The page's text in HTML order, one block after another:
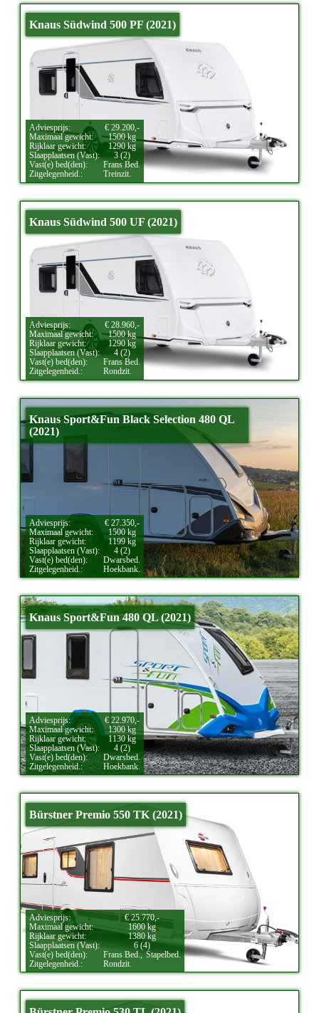
Knaus Südwind 500 PF (2021)
Adviesprijs:
€ 29.200,-
Maximaal gewicht:
1500 kg
Rijklaar gewicht:
1290 kg
Slaapplaatsen (Vast):
3 (2)
Vast(e) bed(den):
Frans Bed.
Zitgelegenheid.:
Treinzit.
Knaus Südwind 500 UF (2021)
Adviesprijs:
€ 28.960,-
Maximaal gewicht:
1500 kg
Rijklaar gewicht:
1290 kg
Slaapplaatsen (Vast):
4 (2)
Vast(e) bed(den):
Frans Bed.
Zitgelegenheid.:
Rondzit.
Knaus Sport&Fun Black Selection 480 QL
(2021)
Adviesprijs:
€ 27.350,-
Maximaal gewicht:
1500 kg
Rijklaar gewicht:
1199 kg
Slaapplaatsen (Vast):
4 (2)
Vast(e) bed(den):
Dwarsbed.
Zitgelegenheid.:
Hoekbank.
Knaus Sport&Fun 480 QL (2021)
Adviesprijs:
€ 22.970,-
Maximaal gewicht:
1300 kg
Rijklaar gewicht:
1130 kg
Slaapplaatsen (Vast):
4 (2)
Vast(e) bed(den):
Dwarsbed.
Zitgelegenheid.:
Hoekbank.
Bürstner Premio 550 TK (2021)
Adviesprijs:
€ 25.770,-
Maximaal gewicht:
1600 kg
Rijklaar gewicht:
1380 kg
Slaapplaatsen (Vast):
6 (4)
Vast(e) bed(den):
Frans Bed., Stapelbed.
Zitgelegenheid.:
Rondzit.